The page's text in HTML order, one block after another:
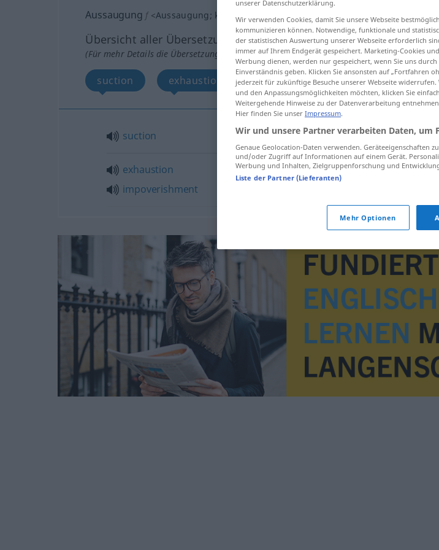
Aussaugung f <Aussaugung; kein pl
Übersicht aller Übersetzungen
(Für mehr Details die Übersetzung anklicken/antippen)
suction exhaustion, impoverishment
suction Aussaugung
exhaustion
impoverishment
Aussaugung
unserer Datenschutzerklärung.
Wir verwenden Cookies, damit Sie unsere Webseite
kommunizieren können. Notwendige, funktionale und
der statistischen Auswertung unserer Webseite erforderlich
immer auf Ihrem Endgerät gespeichert. Marketing-Cookies
Werbung dienen, werden nur gespeichert, wenn Sie uns
Einverständnis geben. Klicken Sie ansonsten auf „Fortfahren
jederzeit für zukünftige Besuche unserer Webseite
und den Anpassungsmöglichkeiten möchten, klicken Sie
Weitergehende Hinweise zu der Datenverarbeitung
Hier finden Sie unser Impressum.
Wir und unsere Partner verarbeiten Daten, um
Genaue Geolocation-Daten verwenden. Geräteeigenschaften
und/oder Zugriff auf Informationen auf einem Gerät.
Werbung und Inhalten, Zielgruppenforschung und
Liste der Partner (Lieferanten)
Mehr Optionen